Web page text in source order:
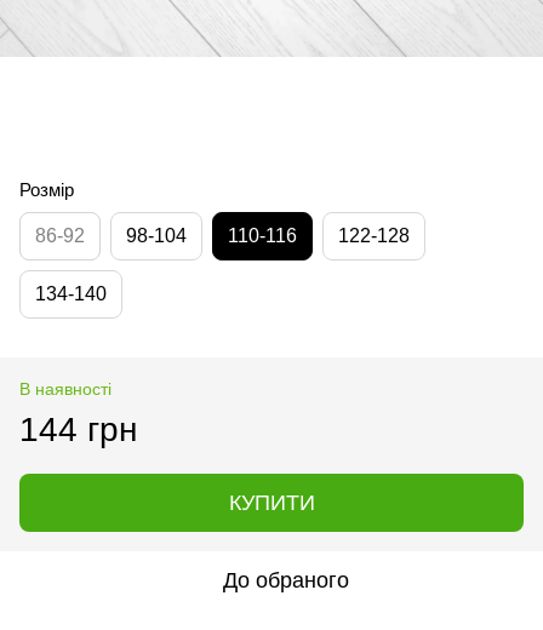
Розмір
86-92 98-104 110-116 122-128
134-140
В наявності
144 грн
КУПИТИ
До обраного